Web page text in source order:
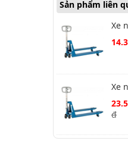
Sản phẩm liên
Xe
Xe
đ